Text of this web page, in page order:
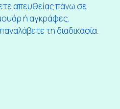
απευθείας πάνω σε
ή αγκράφες.
τη διαδικασία.